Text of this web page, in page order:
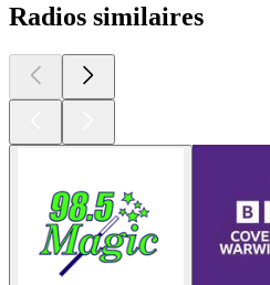
Radios similaires